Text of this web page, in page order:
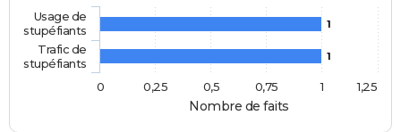
Nombre de faits
1
1
Usage de
stupéfiants
Trafic de
stupéfiants
0
1
0,25 0,5 0,75 1,25